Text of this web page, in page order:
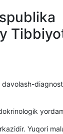
Yuqori